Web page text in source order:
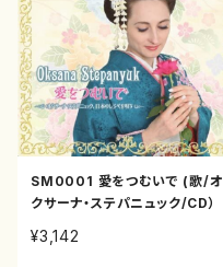
SM0001 愛をつむいで (歌/オ
クサーナ・ステパニュック/CD）
¥3,142